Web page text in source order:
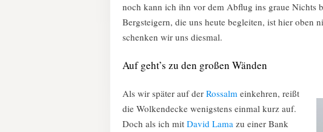
noch kann ich ihn vor dem Abflug ins graue Nichts
Bergsteigern, die uns heute begleiten, ist hier oben
schenken wir uns diesmal.
Auf geht’s zu den großen Wänden
Als wir später auf der Rossalm einkehren, reißt
die Wolkendecke wenigstens einmal kurz auf.
Doch als ich mit David Lama zu einer Bank